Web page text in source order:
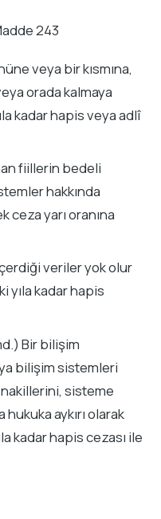
243
veya bir kısmına,
orada kalmaya
kadar hapis veya adlî
fiillerin bedeli
hakkında
yarı oranına
veriler yok olur
yıla kadar hapis
Bir bilişim
bilişim sistemleri
sisteme
aykırı olarak
kadar hapis cezası ile